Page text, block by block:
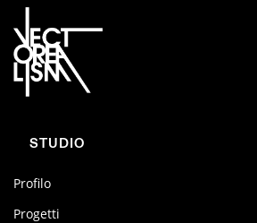
STUDIO
Profilo
Progetti